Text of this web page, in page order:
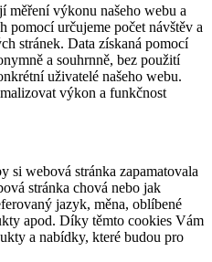
měření výkonu našeho webu a
pomocí určujeme počet návštěv a
stránek. Data získaná pomocí
a souhrnně, bez použití
uživatelé našeho webu.
výkon a funkčnost
si webová stránka zapamatovala
stránka chová nebo jak
jazyk, měna, oblíbené
apod. Díky těmto cookies Vám
a nabídky, které budou pro